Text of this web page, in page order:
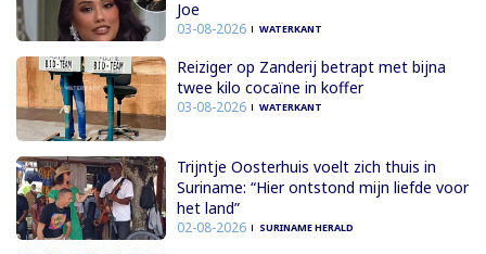
Joe
03-08-2026 WATERKANT
Reiziger op Zanderij betrapt met bijna
twee kilo cocaïne in koffer
03-08-2026 WATERKANT
Trijntje Oosterhuis voelt zich thuis in
Suriname: “Hier ontstond mijn liefde voor
het land”
02-08-2026 SURINAME HERALD